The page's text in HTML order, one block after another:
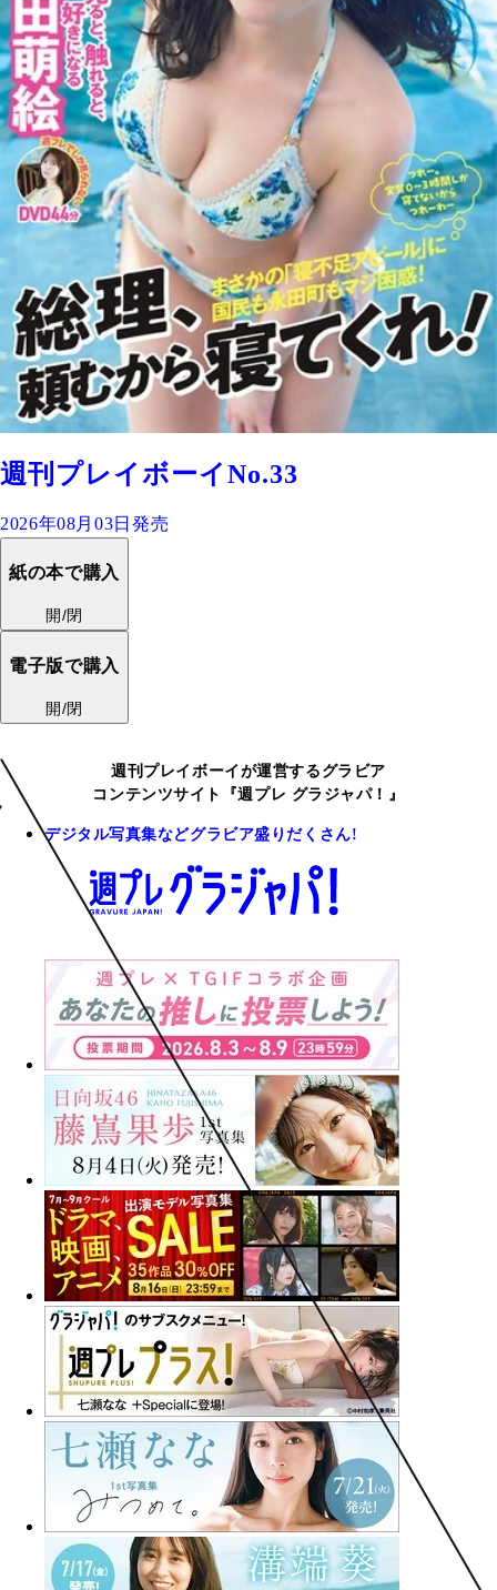
週刊プレイボーイNo.33
2026年08月03日発売
紙の本で購入
開/閉
電子版で購入
開/閉
週刊プレイボーイが運営するグラビア
コンテンツサイト『週プレ グラジャパ！』
デジタル写真集などグラビア盛りだくさん!